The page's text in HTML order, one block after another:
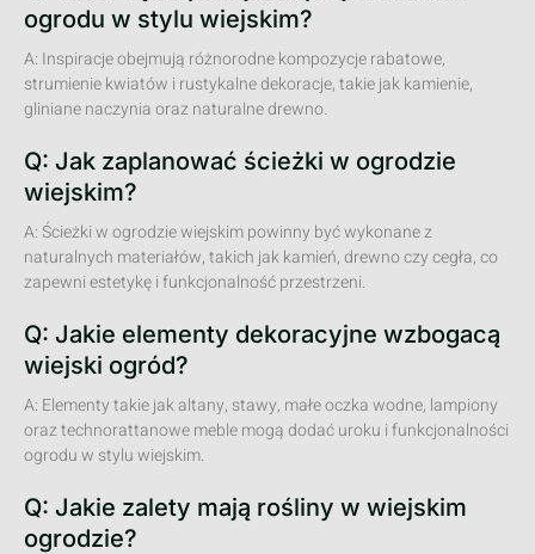
ogrodu w stylu wiejskim?
A: Inspiracje obejmują różnorodne kompozycje rabatowe,
strumienie kwiatów i rustykalne dekoracje, takie jak kamienie,
gliniane naczynia oraz naturalne drewno.
Q: Jak zaplanować ścieżki w ogrodzie
wiejskim?
A: Ścieżki w ogrodzie wiejskim powinny być wykonane z
naturalnych materiałów, takich jak kamień, drewno czy cegła, co
zapewni estetykę i funkcjonalność przestrzeni.
Q: Jakie elementy dekoracyjne wzbogacą
wiejski ogród?
A: Elementy takie jak altany, stawy, małe oczka wodne, lampiony
oraz technorattanowe meble mogą dodać uroku i funkcjonalności
ogrodu w stylu wiejskim.
Q: Jakie zalety mają rośliny w wiejskim
ogrodzie?